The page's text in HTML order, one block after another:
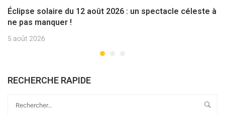
Éclipse solaire du 12 août 2026 : un spectacle céleste à
ne pas manquer !
5 août 2026
RECHERCHE RAPIDE